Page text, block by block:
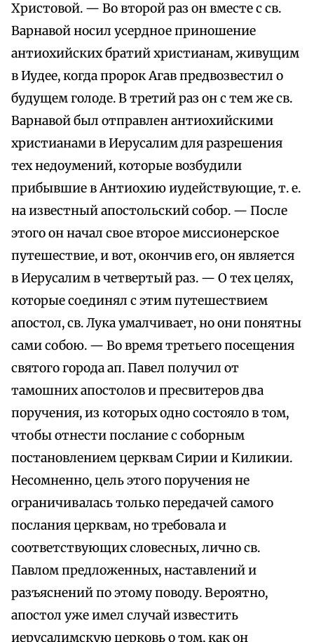
Христовой. — Во второй раз он вместе с св.
Варнавой носил усердное приношение
антиохийских братий христианам, живущим
в Иудее, когда пророк Агав предвозвестил о
будущем голоде. В третий раз он с тем же св.
Варнавой был отправлен антиохийскими
христианами в Иерусалим для разрешения
тех недоумений, которые возбудили
прибывшие в Антиохию иудействующие, т. е.
на известный апостольский собор. — После
этого он начал свое второе миссионерское
путешествие, и вот, окончив его, он является
в Иерусалим в четвертый раз. — О тех целях,
которые соединял с этим путешествием
апостол, св. Лука умалчивает, но они понятны
сами собою. — Во время третьего посещения
святого города ап. Павел получил от
тамошних апостолов и пресвитеров два
поручения, из которых одно состояло в том,
чтобы отнести послание с соборным
постановлением церквам Сирии и Киликии.
Несомненно, цель этого поручения не
ограничивалась только передачей самого
послания церквам, но требовала и
соответствующих словесных, лично св.
Павлом предложенных, наставлений и
разъяснений по этому поводу. Вероятно,
апостол уже имел случай известить
иерусалимскую церковь о том, как он